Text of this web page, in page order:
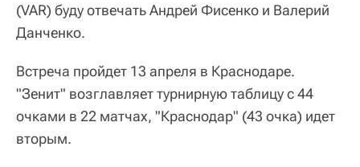
(VAR) буду отвечать Андрей Фисенко и Валерий
Данченко.
Встреча пройдет 13 апреля в Краснодаре.
"Зенит" возглавляет турнирную таблицу с 44
очками в 22 матчах, "Краснодар" (43 очка) идет
вторым.